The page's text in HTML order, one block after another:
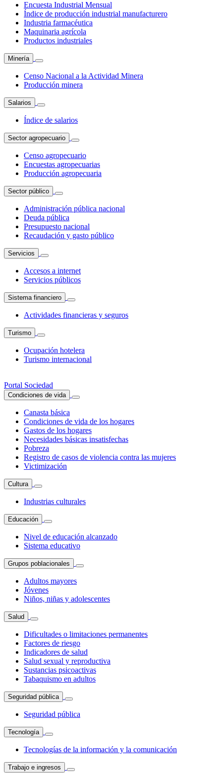
Encuesta Industrial Mensual
Índice de producción industrial manufacturero
Industria farmacéutica
Maquinaria agrícola
Productos industriales
Minería
Censo Nacional a la Actividad Minera
Producción minera
Salarios
Índice de salarios
Sector agropecuario
Censo agropecuario
Encuestas agropecuarias
Producción agropecuaria
Sector público
Administración pública nacional
Deuda pública
Presupuesto nacional
Recaudación y gasto público
Servicios
Accesos a internet
Servicios públicos
Sistema financiero
Actividades financieras y seguros
Turismo
Ocupación hotelera
Turismo internacional
Portal Sociedad
Condiciones de vida
Canasta básica
Condiciones de vida de los hogares
Gastos de los hogares
Necesidades básicas insatisfechas
Pobreza
Registro de casos de violencia contra las mujeres
Victimización
Cultura
Industrias culturales
Educación
Nivel de educación alcanzado
Sistema educativo
Grupos poblacionales
Adultos mayores
Jóvenes
Niños, niñas y adolescentes
Salud
Dificultades o limitaciones permanentes
Factores de riesgo
Indicadores de salud
Salud sexual y reproductiva
Sustancias psicoactivas
Tabaquismo en adultos
Seguridad pública
Seguridad pública
Tecnología
Tecnologías de la información y la comunicación
Trabajo e ingresos